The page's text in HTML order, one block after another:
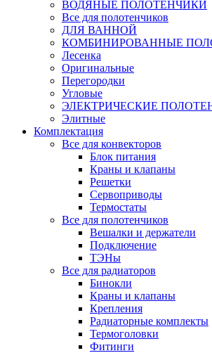
ВОДЯНЫЕ ПОЛОТЕНЧИКИ
Все для полотенчиков
ДЛЯ ВАННОЙ
КОМБИНИРОВАННЫЕ
Лесенка
Оригинальные
Перегородки
Угловые
ЭЛЕКТРИЧЕСКИЕ
Элитные
Комплектация
Все для конвекторов
Блок питания
Краны и клапаны
Решетки
Сервоприводы
Термостаты
Все для полотенчиков
Вешалки и держатели
Подключение
ТЭНы
Все для радиаторов
Бинокли
Краны и клапаны
Крепления
Радиаторные комплекты
Термоголовки
Фитинги